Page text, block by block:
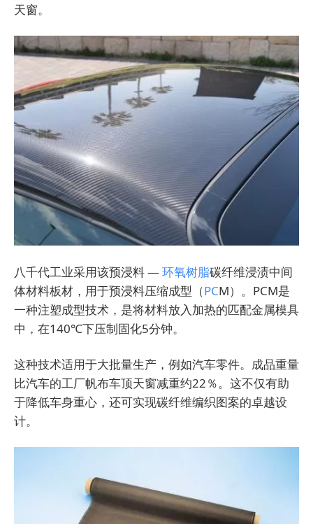
天窗。
八千代工业采用该预浸料 —环氧树脂碳纤维浸渍中间
体材料板材，用于预浸料压缩成型（PCM）。PCM是
一种注塑成型技术，是将材料放入加热的匹配金属模具
中，在140℃下压制固化5分钟。
这种技术适用于大批量生产，例如汽车零件。成品重量
比汽车的工厂帆布车顶天窗减重约22％。这不仅有助
于降低车身重心，还可实现碳纤维编织图案的卓越设
计。